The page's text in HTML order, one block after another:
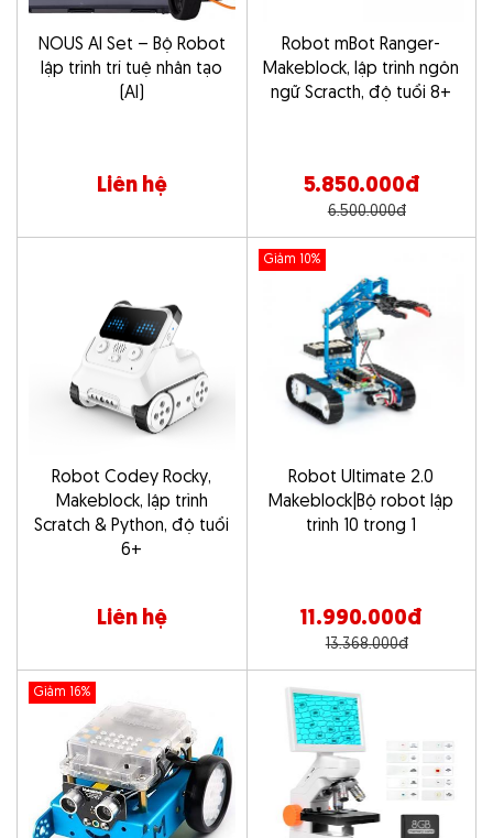
NOUS AI Set – Bộ Robot
lập trình trí tuệ nhân tạo
(AI)
Liên hệ
Robot mBot Ranger-
Makeblock, lập trình ngôn
ngữ Scracth, độ tuổi 8+
5.850.000đ
6.500.000đ
Robot Codey Rocky,
Makeblock, lập trình
Scratch & Python, độ tuổi
6+
Liên hệ
Robot Ultimate 2.0
Makeblock|Bộ robot lập
trình 10 trong 1
11.990.000đ
13.368.000đ
Giảm 10%
Giảm 16%